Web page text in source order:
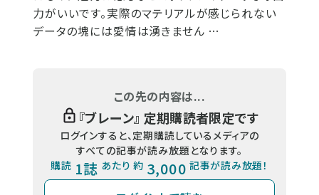
力がいいです。実際のマテリアルが感じられない
データの塊には愛情は湧きません …
この先の内容は...
『ブレーン』 定期購読者限定です
ログインすると、定期購読しているメディアの
すべての記事が読み放題となります。
購読 1誌 あたり 約 3,000 記事が読み放題！